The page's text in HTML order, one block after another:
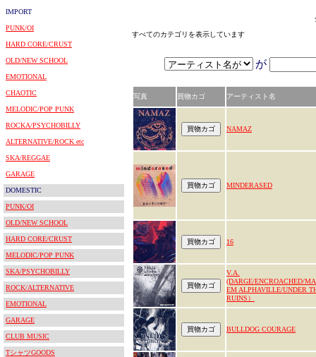
IMPORT
PUNK/OI
HARD CORE/CRUST
OLD/NEW SCHOOL
EMOTIONAL
CHAOTIC
MELODIC/POP PUNK
ROCKA/PSYCHOBILLY
ALTERNATIVE/ROCK etc
SKA/REGGAE
GARAGE
DOMESTIC
PUNK/OI
OLD/NEW SCHOOL
HARD CORE/CRUST
MELODIC/POP PUNK
SKA/PSYCHOBILLY
ROCK/ALTERNATIVE
EMOTIONAL
GARAGE
CLUB MUSIC
TシャツGOODS
すべてのカテゴリを表示しています
が
写真 買物カゴ アーティスト名
NAMAZ
MINDERASED
16
V.A.
(DARGE/ENCROACHED/
EM ALPHAVILLE/UNDER
RUINS）
BULLDOG COURAGE